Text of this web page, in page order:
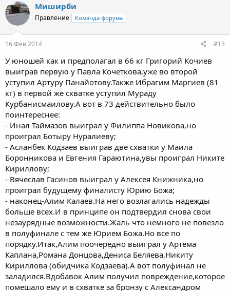
Миширби
Правление Команда форума
16 Фев 2014 #15
У юношей как и предполагал в 66 кг Григорий Кочиев
выиграв первую у Павла Кочеткова,уже во второй
уступил Артуру Панайотову.Также Ибрагим Маргиев (81
кг) в первой же схватке уступил Мураду
Курбанисмаилову.А вот в 73 действительно было
поинтереснее:
- Инал Таймазов выиграл у Филиппа Новикова,но
проиграл Ботыру Нуралиеву;
- Асланбек Кодзаев выиграв две схватки у Маила
Боронникова и Евгения Гараютина,увы проиграл Никите
Кириллову;
- Вячеслав Гасинов выиграл у Алексея Книжника,но
проиграл будущему финалисту Юрию Божа;
- наконец-Алим Калаев.На него возлагались надежды
больше всех.И в принципе он подтвердил снова свои
незаурядные возможности.Жаль что немного не повезло
в полуфинале с тем же Юрием Божа.Но все по
порядку.Итак,Алим поочередно выиграл у Артема
Каплана,Романа Донцова,Дениса Беляева,Никиту
Кириллова (обидчика Кодзаева).А вот полуфинал не
заладился.Вдобавок Алим получил повреждение,которое
помешало ему и в схватке за бронзу с Александром